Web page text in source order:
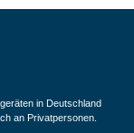
in Deutschland
an Privatpersonen.